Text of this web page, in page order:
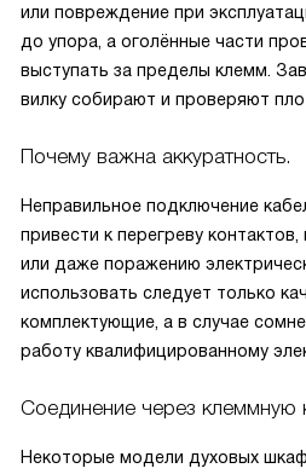
или повреждение при
до упора, а оголённые части
выступать за пределы клемм.
вилку собирают и проверяют
Почему важна аккуратность.
Неправильное подключение
привести к перегреву
или даже поражению
использовать следует только
комплектующие, а в случае
работу квалифицированному
Соединение через клеммную
Некоторые модели духовых